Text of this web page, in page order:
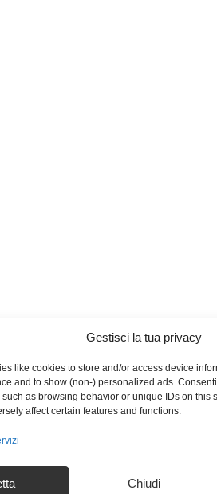
Gestisci la tua privacy
like cookies to store and/or access device
and to show (non-) personalized ads.
as browsing behavior or unique IDs on this
affect certain features and functions.
Chiudi
completamente gratuito.
abbonamento.